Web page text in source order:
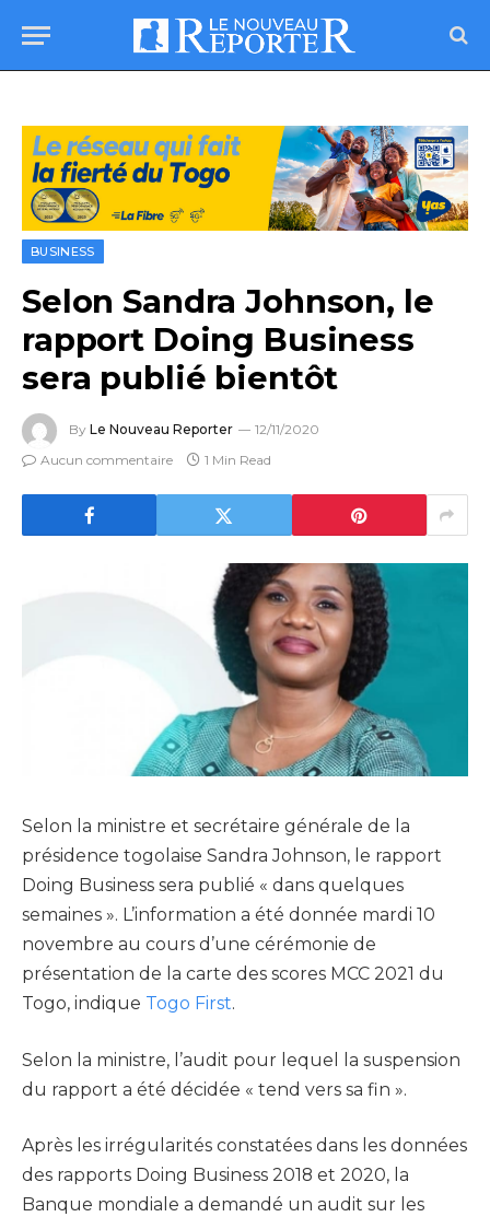
BUSINESS
Selon Sandra Johnson, le
rapport Doing Business
sera publié bientôt
By Le Nouveau Reporter
12/11/2020
Aucun commentaire
1 Min Read
Selon la ministre et secrétaire générale de la
présidence togolaise Sandra Johnson, le rapport
Doing Business sera publié « dans quelques
semaines ». L’information a été donnée mardi 10
novembre au cours d’une cérémonie de
présentation de la carte des scores MCC 2021 du
Togo, indique Togo First.
Selon la ministre, l’audit pour lequel la suspension
du rapport a été décidée « tend vers sa fin ».
Après les irrégularités constatées dans les données
des rapports Doing Business 2018 et 2020, la
Banque mondiale a demandé un audit sur les